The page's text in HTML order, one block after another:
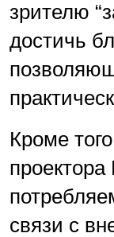
зрителю
достичь
Кроме
связи с